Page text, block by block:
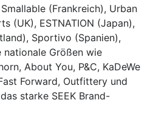
(Frankreich), Urban
(UK), ESTNATION (Japan),
Sportivo (Spanien),
nationale Größen wie
About You, P&C, KaDeWe
Forward, Outfittery und
starke SEEK Brand-